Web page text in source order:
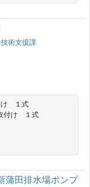
術支援課
　１式
付け　１式
蒲田排水場ポンプ